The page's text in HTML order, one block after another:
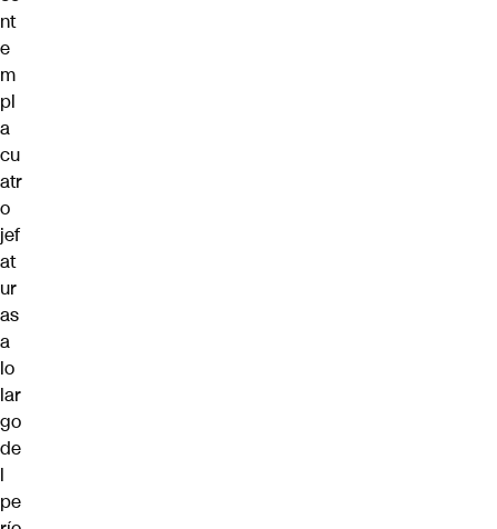
nt
e
m
pl
a
cu
atr
o
jef
at
ur
as
a
lo
lar
go
de
l
pe